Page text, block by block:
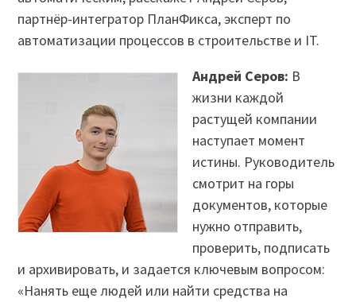
партнёр-интегратор ПланФикса, эксперт по
автоматизации процессов в строительстве и IT.
Андрей Серов: В
жизни каждой
растущей компании
наступает момент
истины. Руководитель
смотрит на горы
документов, которые
нужно отправить,
проверить, подписать
и архивировать, и задается ключевым вопросом:
«Нанять еще людей или найти средства на